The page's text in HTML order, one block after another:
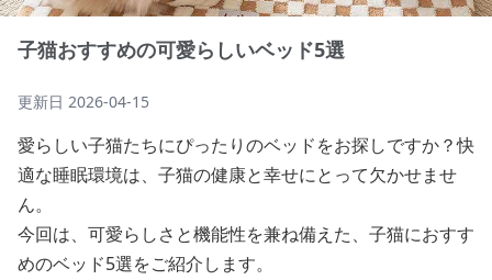
子猫おすすめの可愛らしいベッド5選
更新日 2026-04-15
愛らしい子猫たちにぴったりのベッドをお探しですか？快
適な睡眠環境は、子猫の健康と幸せにとって欠かせませ
ん。
今回は、可愛らしさと機能性を兼ね備えた、子猫におすす
めのベッド5選をご紹介します。